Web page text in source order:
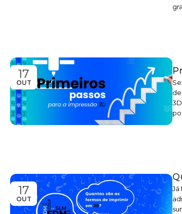
17
OUT
17
OUT
Já